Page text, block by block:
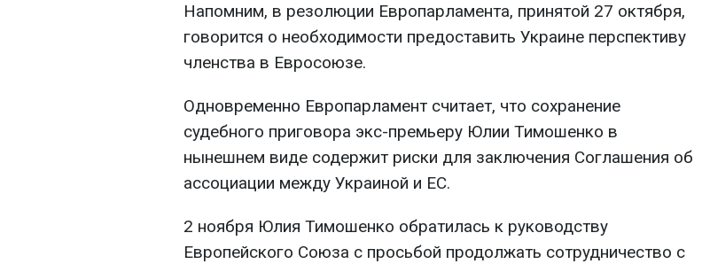
Напомним, в резолюции Европарламента, принятой 27 октября,
говорится о необходимости предоставить Украине перспективу
членства в Евросоюзе.
Одновременно Европарламент считает, что сохранение
судебного приговора экс-премьеру Юлии Тимошенко в
нынешнем виде содержит риски для заключения Соглашения об
ассоциации между Украиной и ЕС.
2 ноября Юлия Тимошенко обратилась к руководству
Европейского Союза с просьбой продолжать сотрудничество с